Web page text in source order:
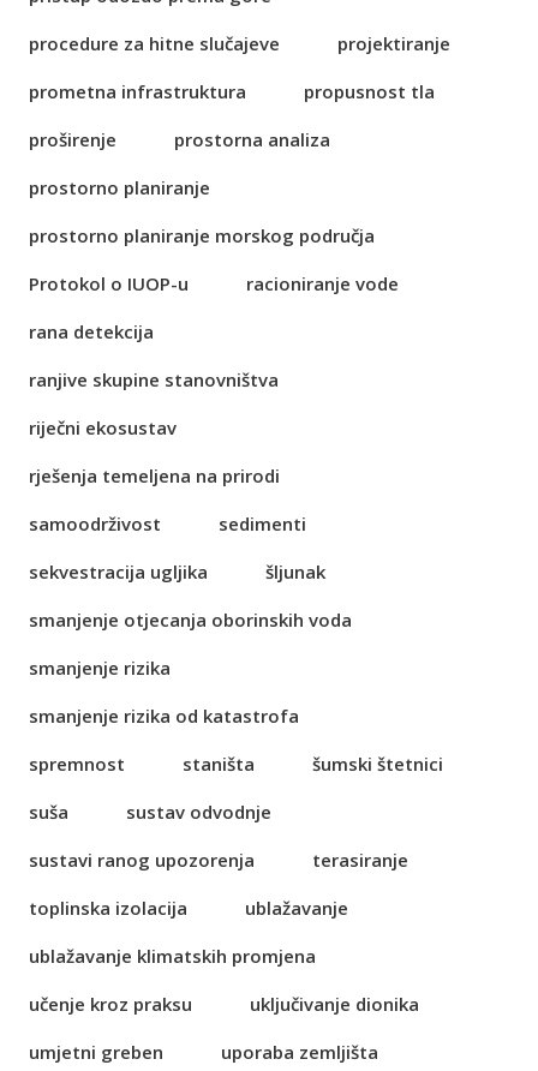
procedure za hitne slučajeve
projektiranje
prometna infrastruktura
propusnost tla
proširenje
prostorna analiza
prostorno planiranje
prostorno planiranje morskog područja
Protokol o IUOP-u
racioniranje vode
rana detekcija
ranjive skupine stanovništva
riječni ekosustav
rješenja temeljena na prirodi
samoodrživost
sedimenti
sekvestracija ugljika
šljunak
smanjenje otjecanja oborinskih voda
smanjenje rizika
smanjenje rizika od katastrofa
spremnost
staništa
šumski štetnici
suša
sustav odvodnje
sustavi ranog upozorenja
terasiranje
toplinska izolacija
ublažavanje
ublažavanje klimatskih promjena
učenje kroz praksu
uključivanje dionika
umjetni greben
uporaba zemljišta